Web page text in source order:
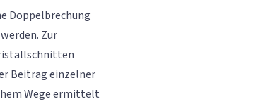
Doppelbrechung
Zur
Beitrag einzelner
Wege ermittelt